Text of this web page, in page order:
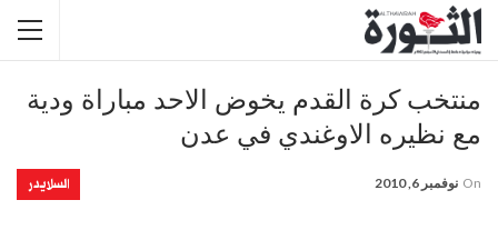
منتخب كرة القدم يخوض الاحد مباراة ودية
مع نظيره الاوغندي في عدن
السلايدر On نوفمبر 6, 2010